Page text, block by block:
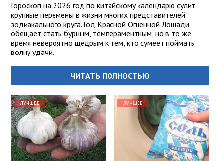
Гороскоп на 2026 год по китайскому календарю сулит
крупные перемены в жизни многих представителей
зодиакального круга. Год Красной Огненной Лошади
обещает стать бурным, темпераментным, но в то же
время невероятно щедрым к тем, кто сумеет поймать
волну удачи.
ЧИТАТЬ ПОЛНОСТЬЮ
ЛУЧШЕЕ ЛУЧШЕЕ